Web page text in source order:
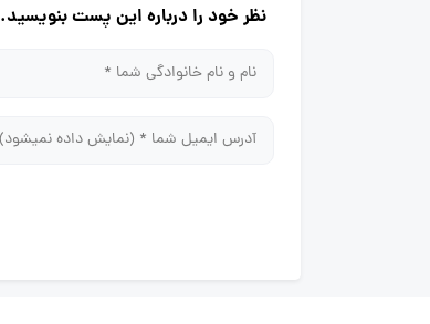
نظر خود را درباره این پست بنویسید.